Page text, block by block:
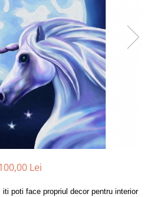
Lei
iti poti face propriul decor pentru interior